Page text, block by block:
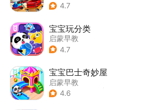
4.7
宝宝玩分类
启蒙早教
4.7
宝宝巴士奇妙屋
启蒙早教
| 儿童益智游戏
4.6